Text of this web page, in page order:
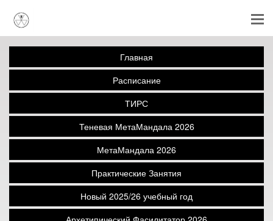
Главная
Расписание
ТИРС
Теневая МетаМандала 2026
МетаМандала 2026
Практические Занятия
Новый 2025/26 учебный год